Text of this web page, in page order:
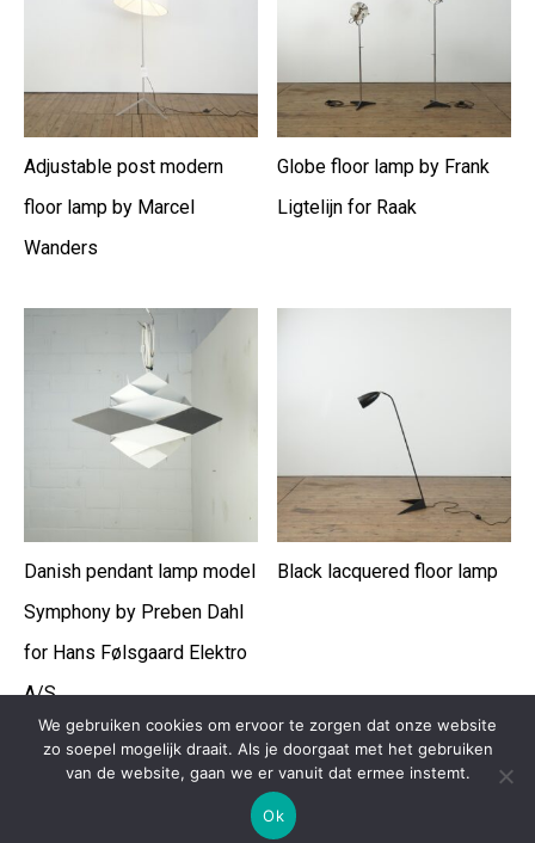
Adjustable post modern
floor lamp by Marcel
Wanders
Globe floor lamp by Frank
Ligtelijn for Raak
Danish pendant lamp model
Symphony by Preben Dahl
for Hans Følsgaard Elektro
A/S
Black lacquered floor lamp
Copyright 2020 depot09 - Ontwikkeld door Best4u BVBA
We gebruiken cookies om ervoor te zorgen dat onze website
zo soepel mogelijk draait. Als je doorgaat met het gebruiken
van de website, gaan we er vanuit dat ermee instemt.
Ok